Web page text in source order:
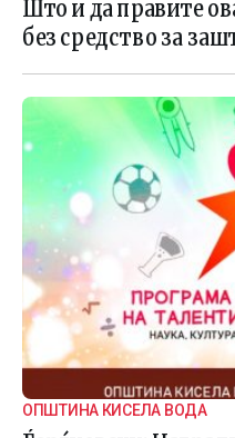
Што и да правите
без средство за
ОПШТИНА КИСЕЛА ВОДА